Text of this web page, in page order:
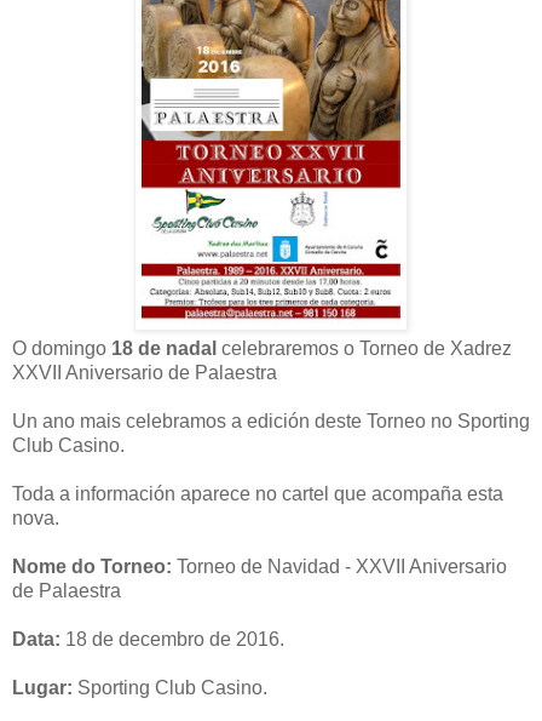
O domingo 18 de nadal celebraremos o Torneo de Xadrez
XXVII Aniversario de Palaestra
Un ano mais celebramos a edición deste Torneo no Sporting
Club Casino.
Toda a información aparece no cartel que acompaña esta
nova.
Nome do Torneo: Torneo de Navidad - XXVII Aniversario
de Palaestra
Data: 18 de decembro de 2016.
Lugar: Sporting Club Casino.